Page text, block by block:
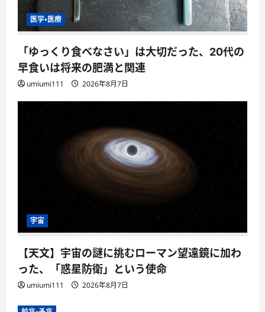
医学・医療
「ゆっくり食べなさい」は大切だった、20代の
早食いは将来の肥満と関連
umiumi111 2026年8月7日
宇宙
【天文】宇宙の謎に挑むローマン望遠鏡に加わ
った、「惑星防衛」という使命
umiumi111 2026年8月7日